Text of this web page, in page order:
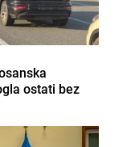
ostati bez